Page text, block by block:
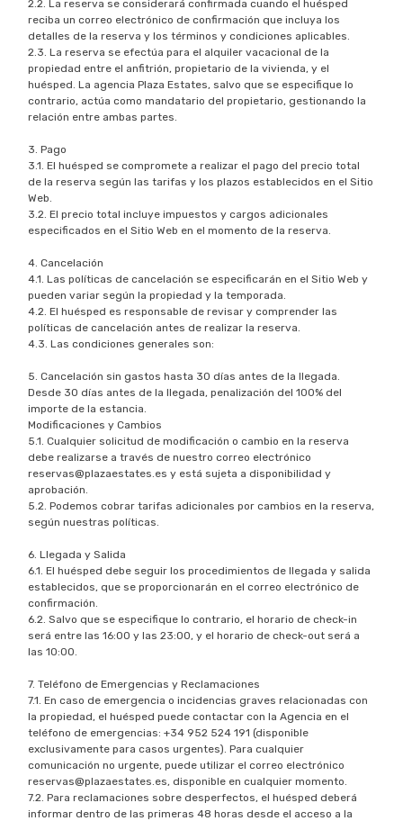
2.2. La reserva se considerará confirmada cuando el huésped
reciba un correo electrónico de confirmación que incluya los
detalles de la reserva y los términos y condiciones aplicables.
2.3. La reserva se efectúa para el alquiler vacacional de la
propiedad entre el anfitrión, propietario de la vivienda, y el
huésped. La agencia Plaza Estates, salvo que se especifique lo
contrario, actúa como mandatario del propietario, gestionando la
relación entre ambas partes.
3. Pago
3.1. El huésped se compromete a realizar el pago del precio total
de la reserva según las tarifas y los plazos establecidos en el Sitio
Web.
3.2. El precio total incluye impuestos y cargos adicionales
especificados en el Sitio Web en el momento de la reserva.
4. Cancelación
4.1. Las políticas de cancelación se especificarán en el Sitio Web y
pueden variar según la propiedad y la temporada.
4.2. El huésped es responsable de revisar y comprender las
políticas de cancelación antes de realizar la reserva.
4.3. Las condiciones generales son:
5. Cancelación sin gastos hasta 30 días antes de la llegada.
Desde 30 días antes de la llegada, penalización del 100% del
importe de la estancia.
Modificaciones y Cambios
5.1. Cualquier solicitud de modificación o cambio en la reserva
debe realizarse a través de nuestro correo electrónico
reservas@plazaestates.es y está sujeta a disponibilidad y
aprobación.
5.2. Podemos cobrar tarifas adicionales por cambios en la reserva,
según nuestras políticas.
6. Llegada y Salida
6.1. El huésped debe seguir los procedimientos de llegada y salida
establecidos, que se proporcionarán en el correo electrónico de
confirmación.
6.2. Salvo que se especifique lo contrario, el horario de check-in
será entre las 16:00 y las 23:00, y el horario de check-out será a
las 10:00.
7. Teléfono de Emergencias y Reclamaciones
7.1. En caso de emergencia o incidencias graves relacionadas con
la propiedad, el huésped puede contactar con la Agencia en el
teléfono de emergencias: +34 952 524 191 (disponible
exclusivamente para casos urgentes). Para cualquier
comunicación no urgente, puede utilizar el correo electrónico
reservas@plazaestates.es, disponible en cualquier momento.
7.2. Para reclamaciones sobre desperfectos, el huésped deberá
informar dentro de las primeras 48 horas desde el acceso a la